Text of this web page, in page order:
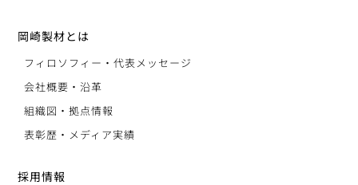
岡崎製材とは
フィロソフィー・代表メッセージ
会社概要・沿革
組織図・拠点情報
表彰歴・メディア実績
採用情報